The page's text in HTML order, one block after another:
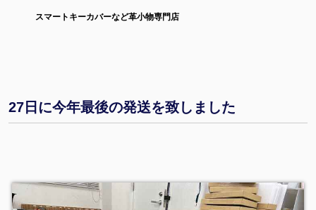
スマートキーカバーなど革小物専門店
27日に今年最後の発送を致しました